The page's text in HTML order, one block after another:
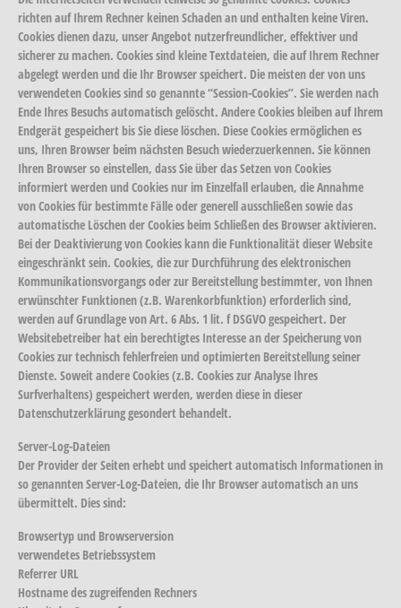
richten auf Ihrem Rechner keinen Schaden an und enthalten keine Viren.
Cookies dienen dazu, unser Angebot nutzerfreundlicher, effektiver und
sicherer zu machen. Cookies sind kleine Textdateien, die auf Ihrem Rechner
abgelegt werden und die Ihr Browser speichert. Die meisten der von uns
verwendeten Cookies sind so genannte “Session-Cookies”. Sie werden nach
Ende Ihres Besuchs automatisch gelöscht. Andere Cookies bleiben auf Ihrem
Endgerät gespeichert bis Sie diese löschen. Diese Cookies ermöglichen es
uns, Ihren Browser beim nächsten Besuch wiederzuerkennen. Sie können
Ihren Browser so einstellen, dass Sie über das Setzen von Cookies
informiert werden und Cookies nur im Einzelfall erlauben, die Annahme
von Cookies für bestimmte Fälle oder generell ausschließen sowie das
automatische Löschen der Cookies beim Schließen des Browser aktivieren.
Bei der Deaktivierung von Cookies kann die Funktionalität dieser Website
eingeschränkt sein. Cookies, die zur Durchführung des elektronischen
Kommunikationsvorgangs oder zur Bereitstellung bestimmter, von Ihnen
erwünschter Funktionen (z.B. Warenkorbfunktion) erforderlich sind,
werden auf Grundlage von Art. 6 Abs. 1 lit. f DSGVO gespeichert. Der
Websitebetreiber hat ein berechtigtes Interesse an der Speicherung von
Cookies zur technisch fehlerfreien und optimierten Bereitstellung seiner
Dienste. Soweit andere Cookies (z.B. Cookies zur Analyse Ihres
Surfverhaltens) gespeichert werden, werden diese in dieser
Datenschutzerklärung gesondert behandelt.
Server-Log-Dateien
Der Provider der Seiten erhebt und speichert automatisch Informationen in
so genannten Server-Log-Dateien, die Ihr Browser automatisch an uns
übermittelt. Dies sind:
Browsertyp und Browserversion
verwendetes Betriebssystem
Referrer URL
Hostname des zugreifenden Rechners